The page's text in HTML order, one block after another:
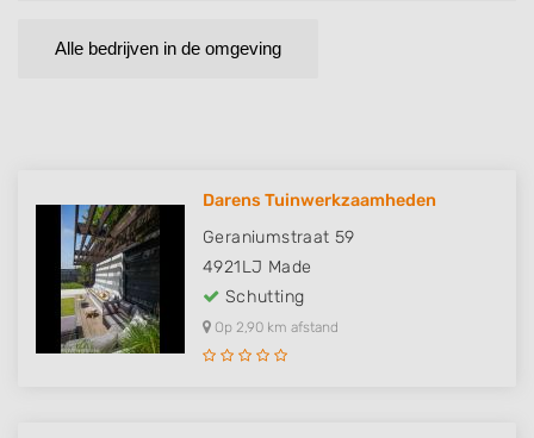
Alle bedrijven in de omgeving
Darens Tuinwerkzaamheden
Geraniumstraat 59
4921LJ Made
Schutting
Op 2,90 km afstand